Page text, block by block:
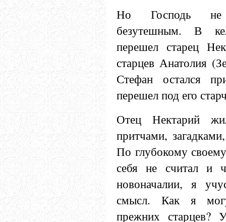
Но Господь не
безутешным. В
перешел старец
старцев Анатолия
Стефан остался
перешел под его
Отец Нектарий
притчами,
По глубокому
себя не считал и
новоначалии, я
смысл. Как я
прежних старцев?